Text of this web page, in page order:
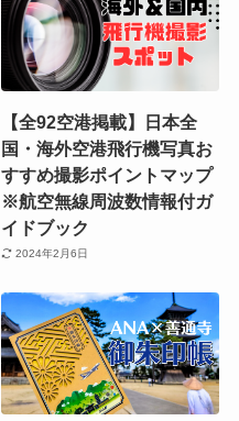
【全92空港掲載】日本全
国・海外空港飛行機写真お
すすめ撮影ポイントマップ
※航空無線周波数情報付ガ
イドブック
2024年2月6日